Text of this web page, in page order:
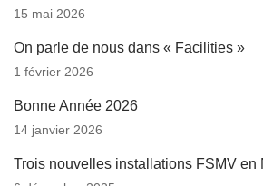
15 mai 2026
On parle de nous dans « Facilities »
1 février 2026
Bonne Année 2026
14 janvier 2026
Trois nouvelles installations FSMV en